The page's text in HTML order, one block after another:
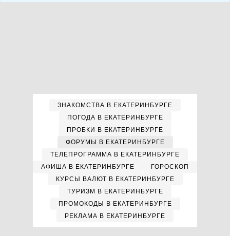
ЗНАКОМСТВА В ЕКАТЕРИНБУРГЕ
ПОГОДА В ЕКАТЕРИНБУРГЕ
ПРОБКИ В ЕКАТЕРИНБУРГЕ
ФОРУМЫ В ЕКАТЕРИНБУРГЕ
ТЕЛЕПРОГРАММА В ЕКАТЕРИНБУРГЕ
АФИША В ЕКАТЕРИНБУРГЕ
ГОРОСКОП
КУРСЫ ВАЛЮТ В ЕКАТЕРИНБУРГЕ
ТУРИЗМ В ЕКАТЕРИНБУРГЕ
ПРОМОКОДЫ В ЕКАТЕРИНБУРГЕ
РЕКЛАМА В ЕКАТЕРИНБУРГЕ